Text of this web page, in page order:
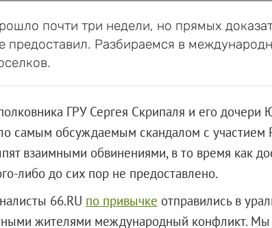
почти три недели, но прямых
предоставил. Разбираемся в
ГРУ Сергея Скрипаля и его дочери
самым обсуждаемым скандалом с участием
взаимными обвинениями, в то время как
либо до сих пор не предоставлено.
66.RU по привычке отправились в
жителями международный конфликт. Мы